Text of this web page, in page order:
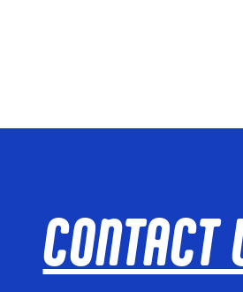
CONTACT